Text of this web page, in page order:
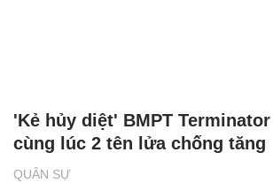
QUÂN SỰ
'Kẻ hủy diệt' BMPT
cùng lúc 2 tên lửa chống tăng